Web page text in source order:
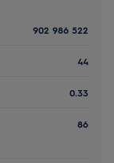
902 986 522
44
0.33
86